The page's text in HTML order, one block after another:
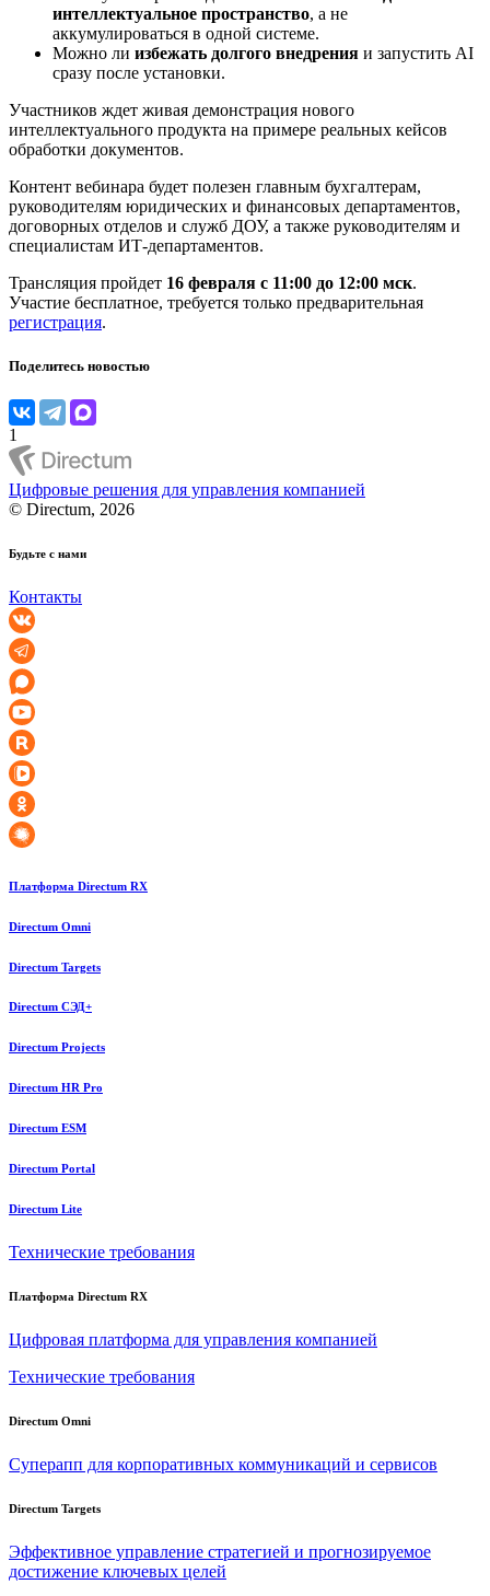
интеллектуальное пространство, а не
аккумулироваться в одной системе.
Можно ли избежать долгого внедрения и запустить AI
сразу после установки.
Участников ждет живая демонстрация нового
интеллектуального продукта на примере реальных кейсов
обработки документов.
Контент вебинара будет полезен главным бухгалтерам,
руководителям юридических и финансовых департаментов,
договорных отделов и служб ДОУ, а также руководителям и
специалистам ИТ-департаментов.
Трансляция пройдет 16 февраля с 11:00 до 12:00 мск.
Участие бесплатное, требуется только предварительная
регистрация.
Поделитесь новостью
1
Цифровые решения для управления компанией
© Directum, 2026
Будьте с нами
Контакты
Платформа Directum RX
Directum Omni
Directum Targets
Directum СЭД+
Directum Projects
Directum HR Pro
Directum ESM
Directum Portal
Directum Lite
Технические требования
Платформа Directum RX
Цифровая платформа для управления компанией
Технические требования
Directum Omni
Суперапп для корпоративных коммуникаций и сервисов
Directum Targets
Эффективное управление стратегией и прогнозируемое
достижение ключевых целей